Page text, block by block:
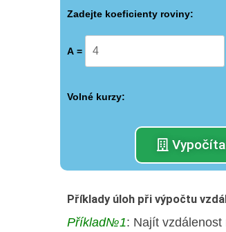
Zadejte koeficienty roviny:
А =
Volné kurzy:
Příklady úloh při výpočtu
Příklad№1: Najít